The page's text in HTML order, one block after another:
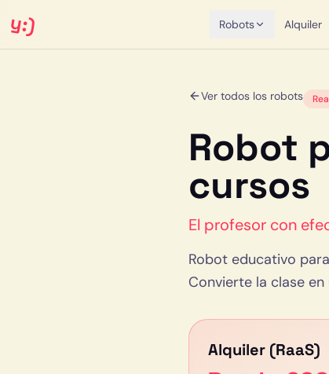
y:) Robots Alquiler
Ver todos los robots
Robot
cursos
El profesor con
Robot educativo
Convierte la clase
Alquiler (RaaS)